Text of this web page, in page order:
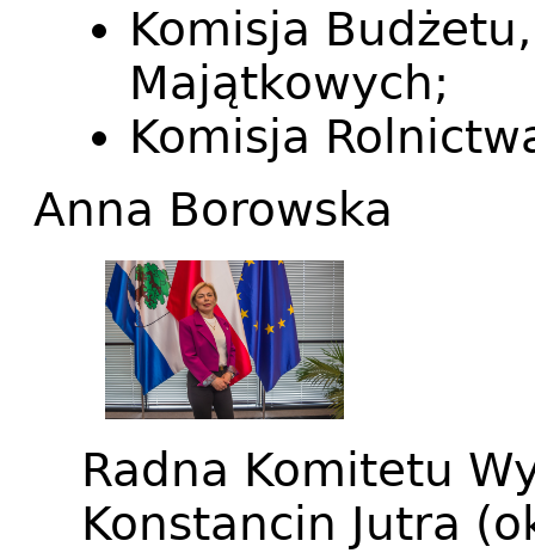
Komisja
Majątkowych;
Komisja
Anna Borowska
Radna Komitetu
Konstancin Jutra